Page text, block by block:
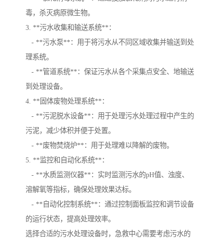
毒，杀灭病原微生物。
3. **污水收集和输送系统**：
- **污水泵**：用于将污水从不同区域收集并输送到处
理系统。
- **管道系统**：保证污水从各个采集点安全、地输送
到处理设备。
4. **固体废物处理系统**：
- **污泥脱水设备**：用于处理污水处理过程中产生的
污泥，减少体积并便于处置。
- **废物焚烧炉**：用于处理难以降解的废物。
5. **监控和自动化系统**：
- **水质监测仪器**：实时监测污水的pH值、浊度、
溶解氧等指标，确保处理效果达标。
- **自动化控制系统**：通过控制面板监控和调节设备
的运行状态，提高处理效率。
选择合适的污水处理设备时，急救中心需要考虑污水的